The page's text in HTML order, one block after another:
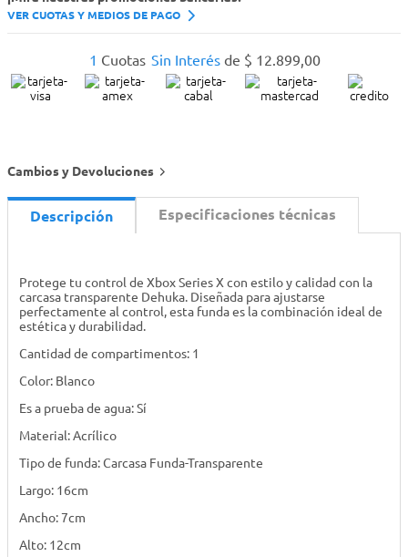
VER CUOTAS Y MEDIOS DE PAGO
1 Cuotas Sin Interés de $ 12.899,00
Cambios y Devoluciones
Descripción Especificaciones técnicas
Protege tu control de Xbox Series X con estilo y calidad con la
carcasa transparente Dehuka. Diseñada para ajustarse
perfectamente al control, esta funda es la combinación ideal de
estética y durabilidad.
Cantidad de compartimentos: 1
Color: Blanco
Es a prueba de agua: Sí
Material: Acrílico
Tipo de funda: Carcasa Funda-Transparente
Largo: 16cm
Ancho: 7cm
Alto: 12cm